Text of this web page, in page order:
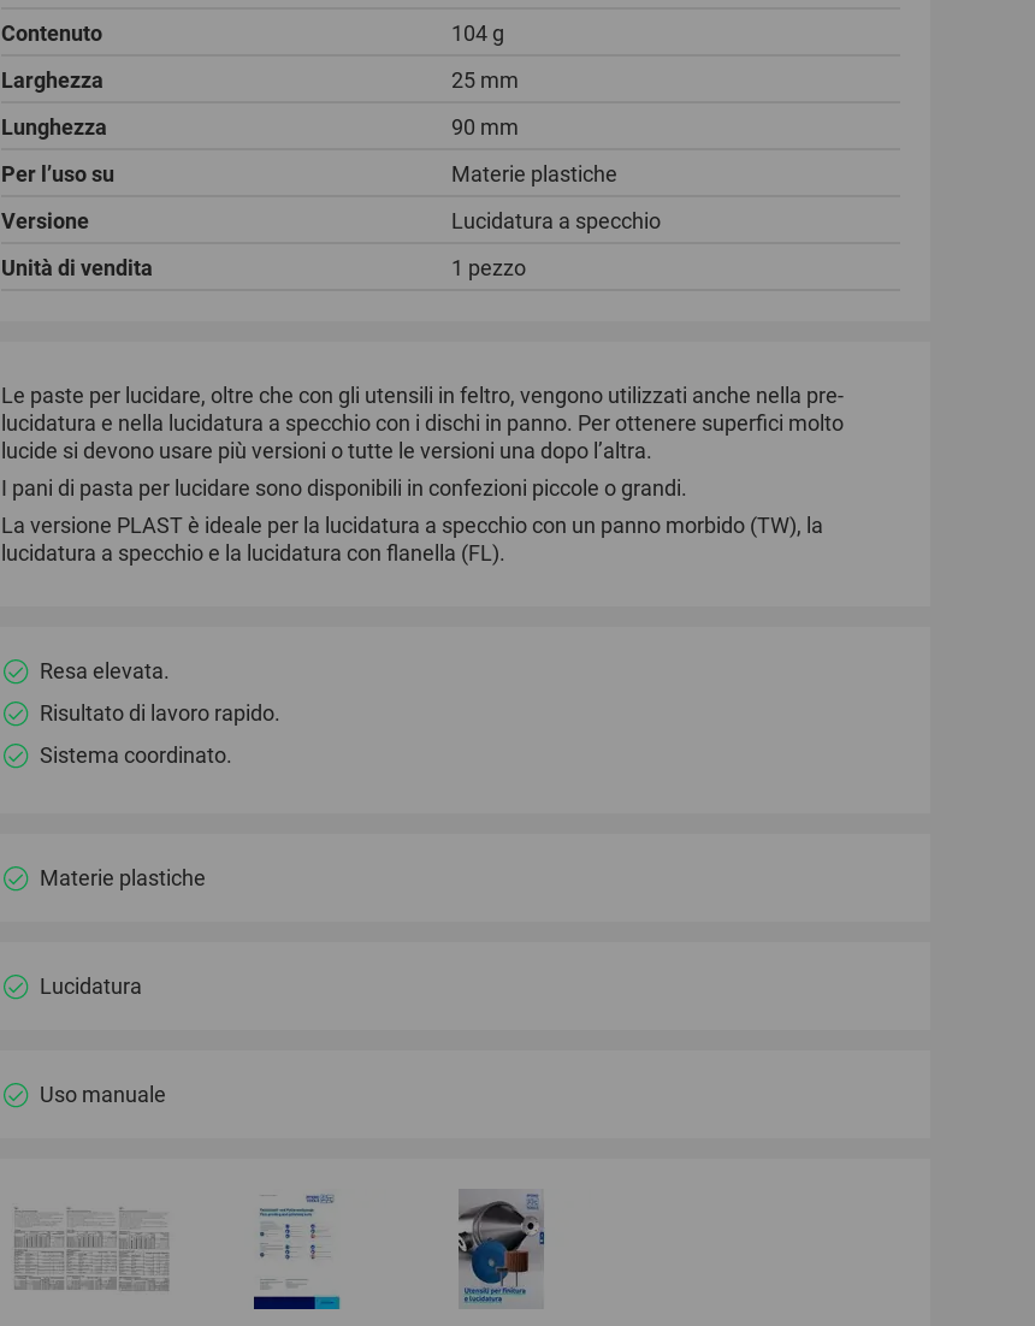
Contenuto
104 g
Larghezza
25 mm
Lunghezza
90 mm
Per l’uso su
Materie plastiche
Versione
Lucidatura a specchio
Unità di vendita
1 pezzo
Le paste per lucidare, oltre che con gli utensili in feltro, vengono utilizzati anche nella pre-
lucidatura e nella lucidatura a specchio con i dischi in panno. Per ottenere superfici molto
lucide si devono usare più versioni o tutte le versioni una dopo l’altra.
I pani di pasta per lucidare sono disponibili in confezioni piccole o grandi.
La versione PLAST è ideale per la lucidatura a specchio con un panno morbido (TW), la
lucidatura a specchio e la lucidatura con flanella (FL).
Resa elevata.
Risultato di lavoro rapido.
Sistema coordinato.
Materie plastiche
Lucidatura
Uso manuale